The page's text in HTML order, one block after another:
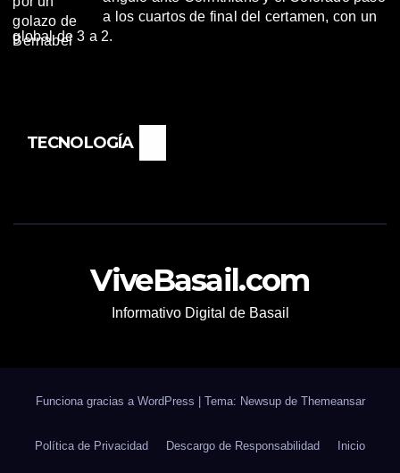
a los cuartos de final del certamen, con un
global de 3 a 2.
TECNOLOGÍA
ViveBasail.com
Informativo Digital de Basail
Funciona gracias a WordPress Tema: Newsup de Themeansar
Política de Privacidad Descargo de Responsabilidad Inicio